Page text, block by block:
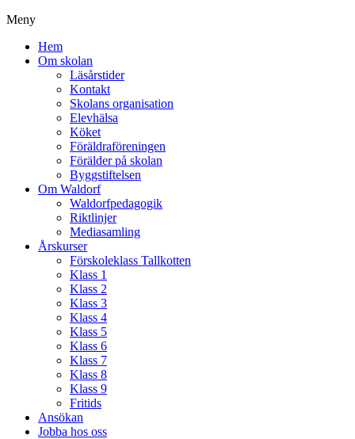
Meny
Hem
Om skolan
Läsårstider
Kontakt
Skolans organisation
Elevhälsa
Köket
Föräldraföreningen
Förälder på skolan
Byggstiftelsen
Om Waldorf
Waldorfpedagogik
Riktlinjer
Mediasamling
Årskurser
Förskoleklass Tallkotten
Klass 1
Klass 2
Klass 3
Klass 4
Klass 5
Klass 6
Klass 7
Klass 8
Klass 9
Fritids
Ansökan
Jobba hos oss